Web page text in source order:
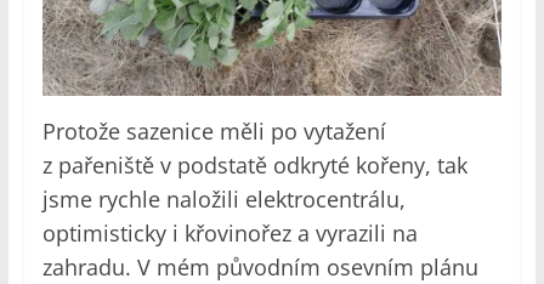
Protože sazenice měli po vytažení
z pařeniště v podstatě odkryté kořeny, tak
jsme rychle naložili elektrocentrálu,
optimisticky i křovinořez a vyrazili na
zahradu. V mém původním osevním plánu